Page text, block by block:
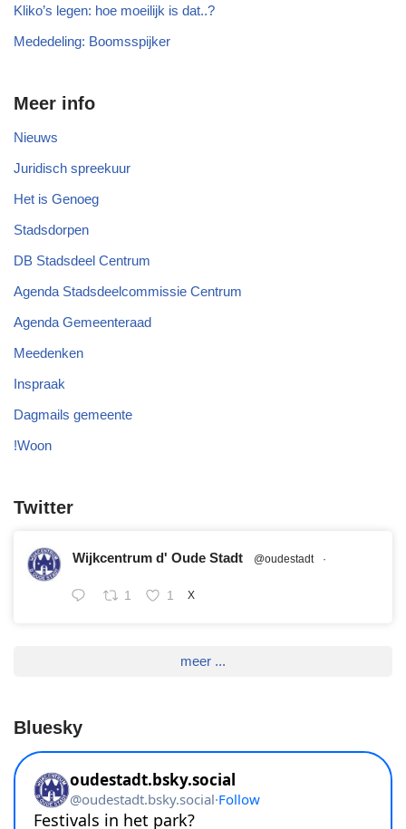
Kliko’s legen: hoe moeilijk is dat..?
Mededeling: Boomsspijker
Meer info
Nieuws
Juridisch spreekuur
Het is Genoeg
Stadsdorpen
DB Stadsdeel Centrum
Agenda Stadsdeelcommissie Centrum
Agenda Gemeenteraad
Meedenken
Inspraak
Dagmails gemeente
!Woon
Twitter
Wijkcentrum d' Oude Stadt @oudestadt ·
1 1 X
meer ...
Bluesky